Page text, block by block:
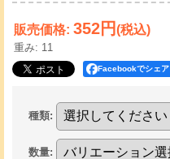
販売価格: 352円(税込)
重み: 11
Facebookでシェア
種類:
数量: